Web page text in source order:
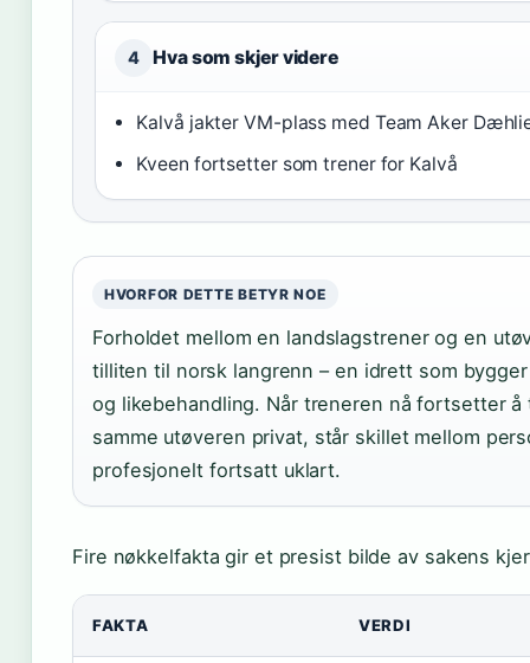
4 Hva som skjer videre
Kalvå jakter VM-plass med Team Aker
Kveen fortsetter som trener for Kalvå
HVORFOR DETTE BETYR NOE
Forholdet mellom en landslagstrener og en
tilliten til norsk langrenn – en idrett som
og likebehandling. Når treneren nå fortsetter å
samme utøveren privat, står skillet mellom
profesjonelt fortsatt uklart.
Fire nøkkelfakta gir et presist bilde av sakens
FAKTA VERDI